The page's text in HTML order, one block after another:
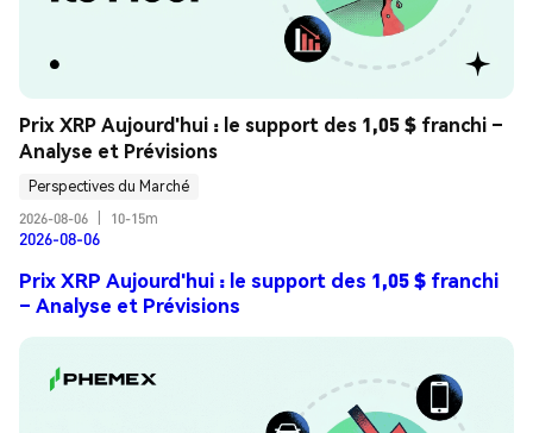
Prix XRP Aujourd'hui : le support des 1,05 $ franchi –
Analyse et Prévisions
Perspectives du Marché
2026-08-06
10-15m
2026-08-06
Prix XRP Aujourd'hui : le support des 1,05 $ franchi
– Analyse et Prévisions